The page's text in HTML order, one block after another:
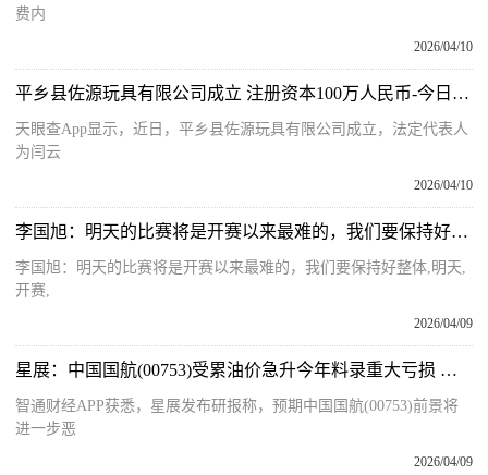
费内
2026/04/10
平乡县佐源玩具有限公司成立 注册资本100万人民币-今日热闻
天眼查App显示，近日，平乡县佐源玩具有限公司成立，法定代表人
为闫云
2026/04/10
李国旭：明天的比赛将是开赛以来最难的，我们要保持好整体_每日热文
李国旭：明天的比赛将是开赛以来最难的，我们要保持好整体,明天,
开赛,
2026/04/09
星展：中国国航(00753)受累油价急升今年料录重大亏损 降目标价至4.1港元-每日聚焦
智通财经APP获悉，星展发布研报称，预期中国国航(00753)前景将
进一步恶
2026/04/09